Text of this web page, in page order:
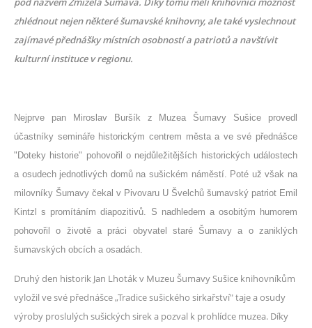
zhlédnout nejen některé šumavské knihovny, ale také vyslechnout
zajímavé přednášky místních osobností a patriotů a navštívit
kulturní instituce v regionu.
Nejprve pan Miroslav Buršík z Muzea Šumavy Sušice provedl
účastníky semináře historickým centrem města a ve své přednášce
"Doteky historie" pohovořil o nejdůležitějších historických událostech
a osudech jednotlivých domů na sušickém náměstí. Poté už však na
milovníky Šumavy čekal v Pivovaru U Švelchů šumavský patriot Emil
Kintzl s promítáním diapozitivů. S nadhledem a osobitým humorem
pohovořil o životě a práci obyvatel staré Šumavy a o zaniklých
šumavských obcích a osadách.
Druhý den historik Jan Lhoták v Muzeu Šumavy Sušice knihovníkům
vyložil ve své přednášce „Tradice sušického sirkařství" taje a osudy
výroby proslulých sušických sirek a pozval k prohlídce muzea. Díky